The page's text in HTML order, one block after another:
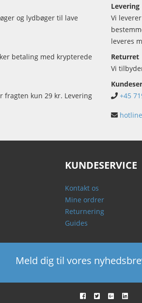
og lydbøger til lave
betaling med krypterede
fragten kun 29 kr. Levering
Levering
Vi
leveres
Returret
Vi
+45
KUNDESERVICE
Kontakt os
Mine ordrer
Returnering
Guides
Meld dig til vores